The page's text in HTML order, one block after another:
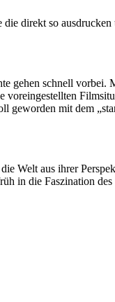
direkt so ausdrucken
gehen schnell vorbei.
geworden mit dem
Welt aus ihrer
in die Faszination